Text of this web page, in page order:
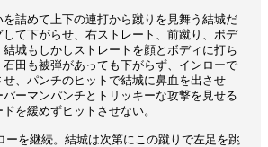
詰めて上下の連打から蹴りを見舞う結城だ
て下がらせ、右ストレート、前蹴り、ボデ
結城もしかしストレートを顔とボディに打ち
田も被弾があっても下がらず、インローで
、パンチのヒットで結城に鼻血を出させ
ーマンパンチとトリッキーな攻撃を見せる
を緩めずヒットさせない。
を継続。結城は次第にこの蹴りで左足を跳